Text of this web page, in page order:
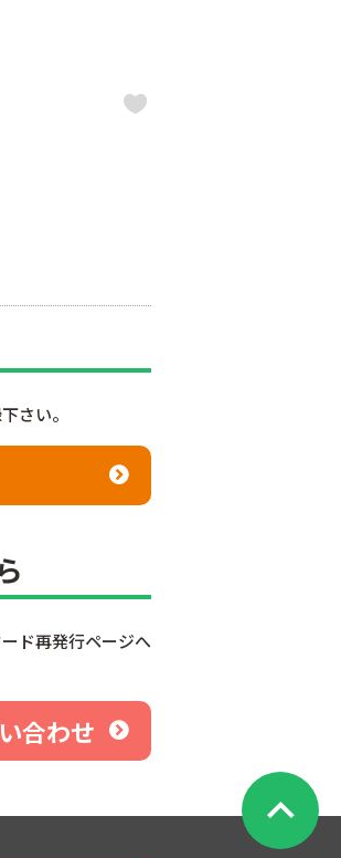
さい。
ド再発行ページへ
合わせ